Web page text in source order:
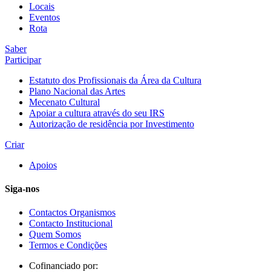
Locais
Eventos
Rota
Saber
Participar
Estatuto dos Profissionais da Área da Cultura
Plano Nacional das Artes
Mecenato Cultural
Apoiar a cultura através do seu IRS
Autorização de residência por Investimento
Criar
Apoios
Siga-nos
Contactos Organismos
Contacto Institucional
Quem Somos
Termos e Condições
Cofinanciado por: